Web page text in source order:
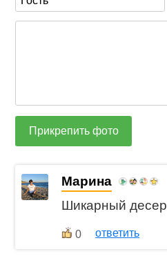
Прикрепить фото
Марина
Шикарный
0 ответить